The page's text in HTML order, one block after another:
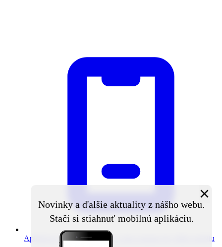
Aplikácia V obraze Novinky z obce priamo do vášho mobilu
Novinky a ďalšie aktuality z nášho webu.
Stačí si stiahnuť mobilnú aplikáciu.
×